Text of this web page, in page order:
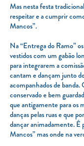
Mas nesta festa
respeitar e a cumprir
Mancos”.
Na “Entrega do Ramo”
vestidos com um gabão
para integrarem a
cantam e dançam junto
acompanhados de
conservado e bem
que antigamente para os
danças pelas ruas e que
dançar animadamente. É
Mancos” mas onde na